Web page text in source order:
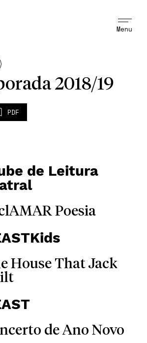
Menu
2018/19
PDF
de Leitura
Poesia
House That Jack
de Ano Novo